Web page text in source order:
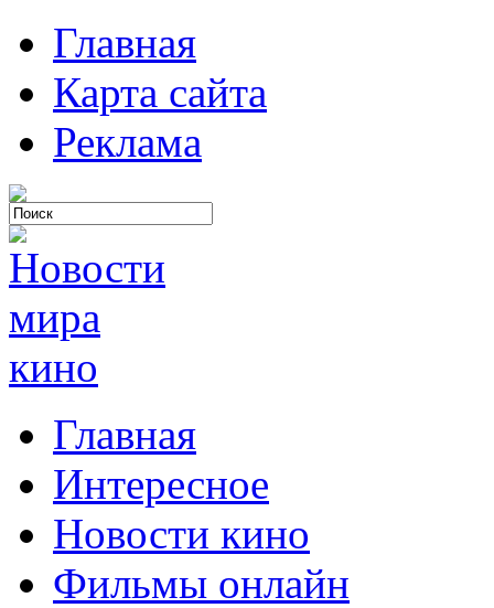
Главная
Карта сайта
Реклама
Главная
Интересное
Новости кино
Фильмы онлайн